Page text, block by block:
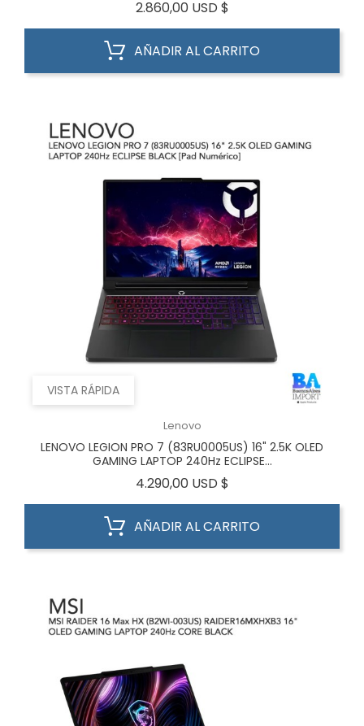
2.860,00 USD $
AÑADIR AL CARRITO
VISTA RÁPIDA
Lenovo
LENOVO LEGION PRO 7 (83RU0005US) 16" 2.5K OLED
GAMING LAPTOP 240Hz ECLIPSE...
4.290,00 USD $
AÑADIR AL CARRITO